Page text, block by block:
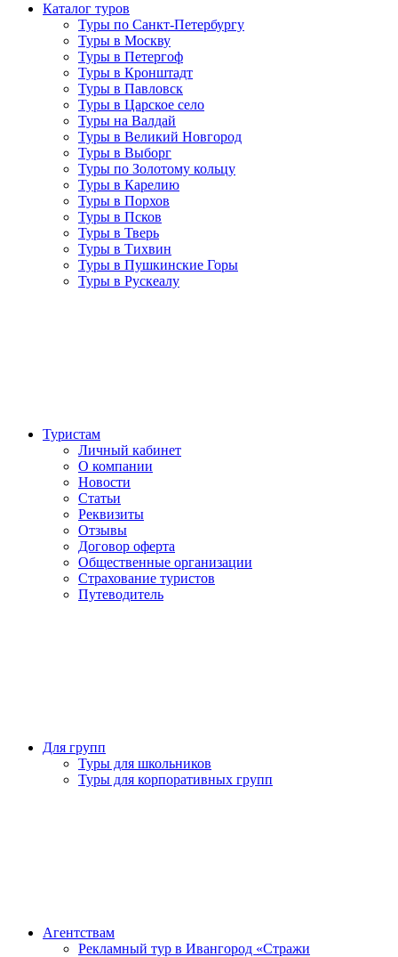
Каталог туров
Туры по Санкт-Петербургу
Туры в Москву
Туры в Петергоф
Туры в Кронштадт
Туры в Павловск
Туры в Царское село
Туры на Валдай
Туры в Великий Новгород
Туры в Выборг
Туры по Золотому кольцу
Туры в Карелию
Туры в Порхов
Туры в Псков
Туры в Тверь
Туры в Тихвин
Туры в Пушкинские Горы
Туры в Рускеалу
Туристам
Личный кабинет
О компании
Новости
Статьи
Реквизиты
Отзывы
Договор оферта
Общественные организации
Страхование туристов
Путеводитель
Для групп
Туры для школьников
Туры для корпоративных групп
Агентствам
Рекламный тур в Ивангород «Стражи